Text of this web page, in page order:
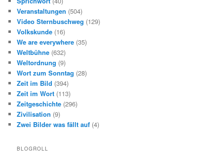
Veranstaltungen (504)
Video Sternbuschweg (129)
Volkskunde (16)
We are everywhere (35)
Weltbühne (632)
Weltordnung (9)
Wort zum Sonntag (28)
Zeit im Bild (394)
Zeit im Wort (113)
Zeitgeschichte (296)
Zivilisation (9)
Zwei Bilder was fällt auf (4)
BLOGROLL